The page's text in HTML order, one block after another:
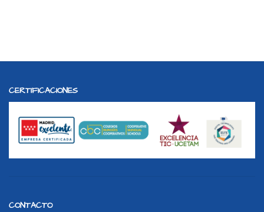
CERTIFICACIONES
CONTACTO